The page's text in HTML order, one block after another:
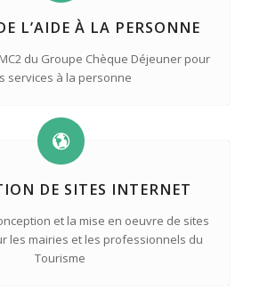
L’AIDE À LA PERSONNE
du Groupe Chèque Déjeuner pour
services à la personne
DE SITES INTERNET
et la mise en oeuvre de sites
les mairies et les professionnels du
Tourisme